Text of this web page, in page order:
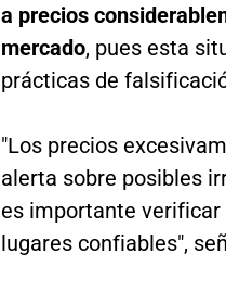
a precios
mercado, pues esta
prácticas de
"Los precios
alerta sobre posibles
es importante verificar
lugares confiables",